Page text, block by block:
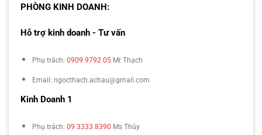
PHÒNG KINH DOANH:
Hỗ trợ kinh doanh - Tư vấn
Phụ trách: 0909 9792 05 Mr Thạch
Email: ngocthach.achau@gmail.com
Kinh Doanh 1
Phụ trách: 09 3333 8390 Ms Thúy